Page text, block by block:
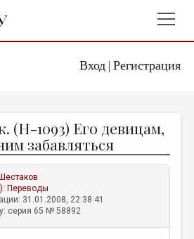
Вход| Регистрация
(H-1093) Его девицам,
забавляться
Переводы
31.01.2008, 22:38:41
серия 65 № 58892